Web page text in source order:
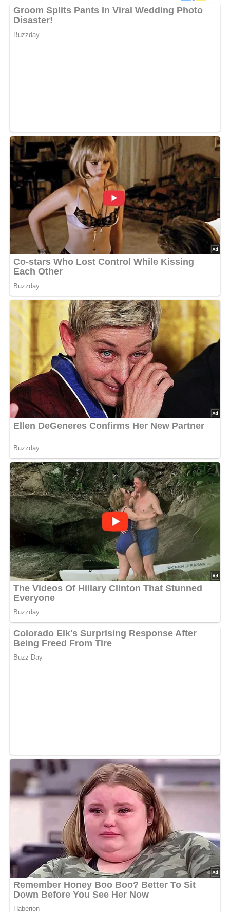
Und so wird es gemacht…
Salz und Pfeffer abschmecken und mit Petersilie bestreut
servieren.
5/5(1 Bewertung)